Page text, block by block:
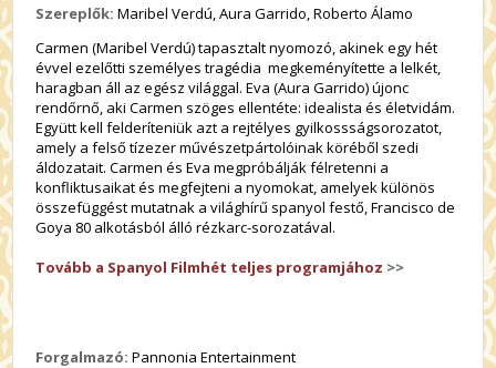
Szereplők: Maribel Verdú, Aura Garrido, Roberto Álamo
Carmen (Maribel Verdú) tapasztalt nyomozó, akinek egy hét
évvel ezelőtti személyes tragédia megkeményítette a lelkét,
haragban áll az egész világgal. Eva (Aura Garrido) újonc
rendőrnő, aki Carmen szöges ellentéte: idealista és életvidám.
Együtt kell felderíteniük azt a rejtélyes gyilkossságsorozatot,
amely a felső tízezer művészetpártolóinak köréből szedi
áldozatait. Carmen és Eva megpróbálják félretenni a
konfliktusaikat és megfejteni a nyomokat, amelyek különös
összefüggést mutatnak a világhírű spanyol festő, Francisco de
Goya 80 alkotásból álló rézkarc-sorozatával.
Tovább a Spanyol Filmhét teljes programjához >>
Forgalmazó: Pannonia Entertainment